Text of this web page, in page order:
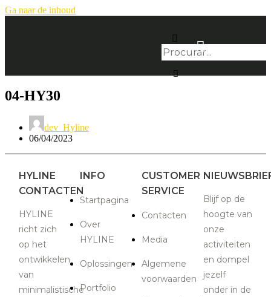
Ga naar de inhoud
04-HY30
dev_Hyline
06/04/2023
HYLINE
CONTACTEN
HYLINE
richt zich
op het
ontwikkelen
van
minimalistische
INFO
Startpagina
Over
HYLINE
Oplossingen
Portfolio
CUSTOMER
SERVICE
Contacten
Media
Algemene
voorwaarden
Blijf op de
hoogte van
onze
activiteiten
en dompel
jezelf
onder in de